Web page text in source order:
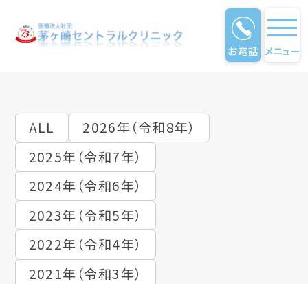
お電話 メニュー
ALL
2026年（令和8年）
2025年（令和7年）
2024年（令和6年）
2023年（令和5年）
2022年（令和4年）
2021年（令和3年）